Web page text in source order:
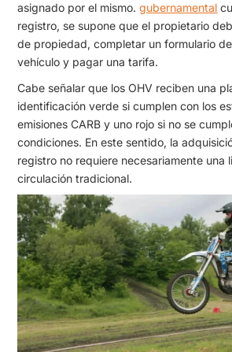
asignado por el mismo.gubernamental
registro, se supone que el propietario
de propiedad, completar un formulario
vehículo y pagar una tarifa.
Cabe señalar que los OHV reciben una
identificación verde si cumplen con los
emisiones CARB y uno rojo si no se
condiciones. En este sentido, la
registro no requiere necesariamente una
circulación tradicional.